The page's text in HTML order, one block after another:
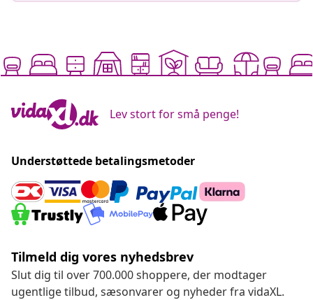
Lev stort for små penge!
Understøttede betalingsmetoder
Tilmeld dig vores nyhedsbrev
Slut dig til over 700.000 shoppere, der modtager
ugentlige tilbud, sæsonvarer og nyheder fra vidaXL.